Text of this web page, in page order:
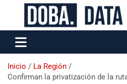
Data Oeste BA
Inicio
La Región
Confirman la privatización de la